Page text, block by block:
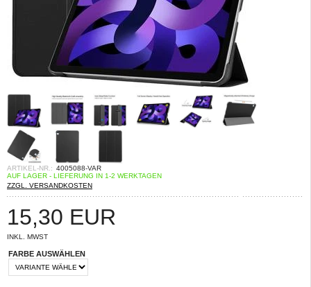
ARTIKEL-NR.: 4005088-VAR
AUF LAGER - LIEFERUNG IN 1-2 WERKTAGEN
ZZGL. VERSANDKOSTEN
15,30 EUR
INKL. MWST
FARBE AUSWÄHLEN